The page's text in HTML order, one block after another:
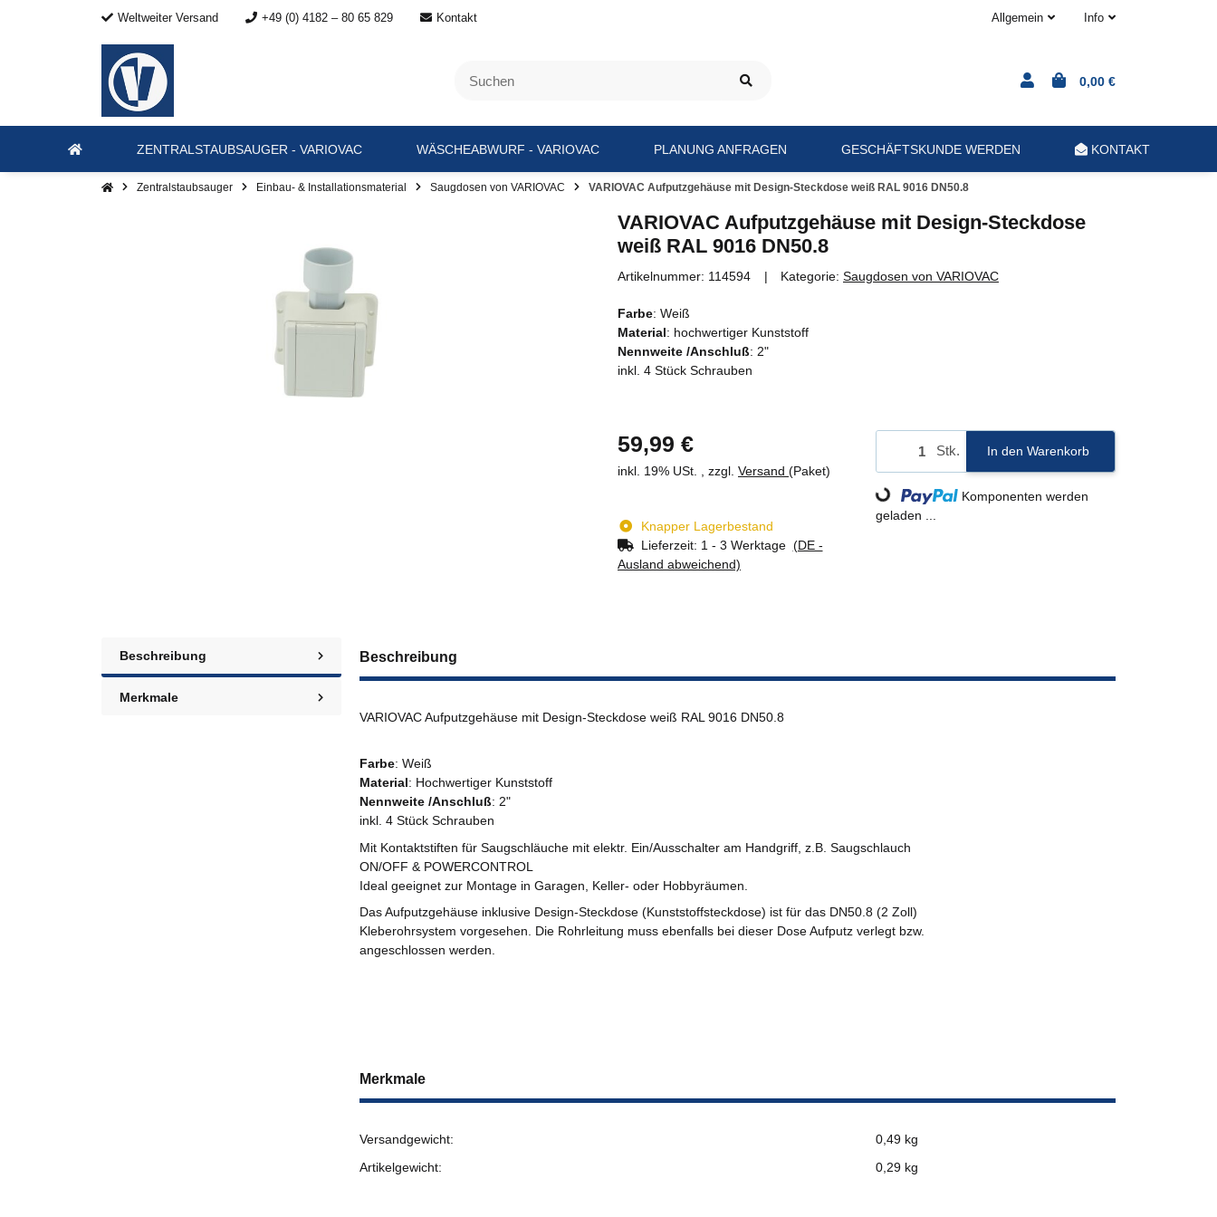
Weltweiter Versand +49 (0) 4182 – 80 65 829 Kontakt Allgemein Info
0,00 €
ZENTRALSTAUBSAUGER - VARIOVAC WÄSCHEABWURF - VARIOVAC PLANUNG ANFRAGEN GESCHÄFTSKUNDE WERDEN KONTAKT
Zentralstaubsauger Einbau- & Installationsmaterial Saugdosen von VARIOVAC VARIOVAC Aufputzgehäuse mit Design-Steckdose weiß RAL 9016 DN50.8
VARIOVAC Aufputzgehäuse mit Design-Steckdose
weiß RAL 9016 DN50.8
Artikelnummer: 114594 Kategorie: Saugdosen von VARIOVAC
Farbe: Weiß
Material: hochwertiger Kunststoff
Nennweite /Anschluß: 2"
inkl. 4 Stück Schrauben
59,99 €
inkl. 19% USt. , zzgl. Versand (Paket)
Knapper Lagerbestand
Lieferzeit: 1 - 3 Werktage (DE -
Ausland abweichend)
Stk. In den Warenkorb
Loading...
Komponenten werden
geladen ...
Beschreibung
Merkmale
Beschreibung
VARIOVAC Aufputzgehäuse mit Design-Steckdose weiß RAL 9016 DN50.8
Farbe: Weiß
Material: Hochwertiger Kunststoff
Nennweite /Anschluß: 2"
inkl. 4 Stück Schrauben
Mit Kontaktstiften für Saugschläuche mit elektr. Ein/Ausschalter am Handgriff, z.B. Saugschlauch
ON/OFF & POWERCONTROL
Ideal geeignet zur Montage in Garagen, Keller- oder Hobbyräumen.
Das Aufputzgehäuse inklusive Design-Steckdose (Kunststoffsteckdose) ist für das DN50.8 (2 Zoll)
Kleberohrsystem vorgesehen. Die Rohrleitung muss ebenfalls bei dieser Dose Aufputz verlegt bzw.
angeschlossen werden.
Merkmale
Versandgewicht:
0,49 kg
Artikelgewicht:
0,29 kg